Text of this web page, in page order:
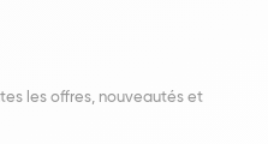
les offres, nouveautés et